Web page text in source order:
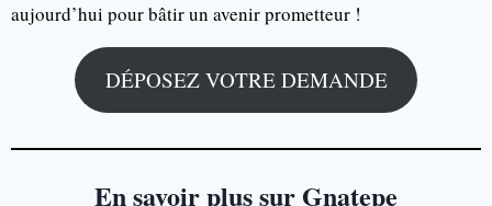
aujourd’hui pour bâtir un avenir prometteur !
DÉPOSEZ VOTRE DEMANDE
En savoir plus sur Gnatepe